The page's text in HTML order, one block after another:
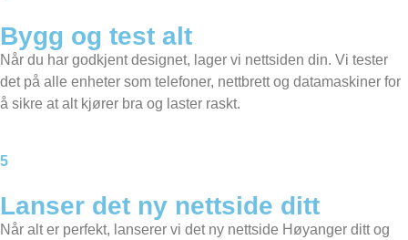
Bygg og test alt
Når du har godkjent designet, lager vi nettsiden din. Vi tester
det på alle enheter som telefoner, nettbrett og datamaskiner for
å sikre at alt kjører bra og laster raskt.
5
Lanser det ny nettside ditt
Når alt er perfekt, lanserer vi det ny nettside Høyanger ditt og